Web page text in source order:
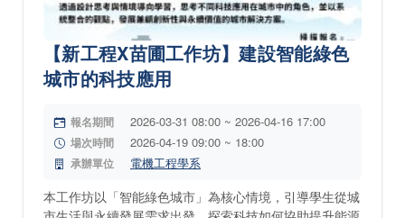
【新工程X苗圃工作坊】建設智能綠色
城市的科技應用
報名期間 2026-03-31 08:00 ~ 2026-04-16 17:00
場次時間 2026-04-19 09:00 ~ 18:00
承辦單位 電機工程學系
本工作坊以「智能綠色城市」為核心情境，引導學生從城